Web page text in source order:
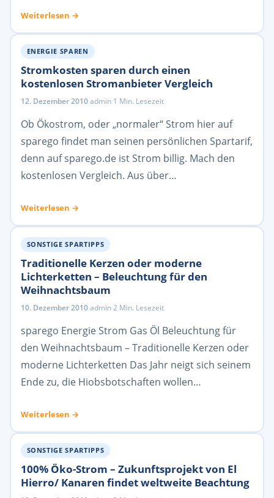
Weiterlesen →
ENERGIE SPAREN
Stromkosten sparen durch einen
kostenlosen Stromanbieter Vergleich
12. Dezember 2010·admin·1 Min. Lesezeit
Ob Ökostrom, oder „normaler“ Strom hier auf
sparego findet man seinen persönlichen Spartarif,
denn auf sparego.de ist Strom billig. Mach den
kostenlosen Vergleich. Aus über…
Weiterlesen →
SONSTIGE SPARTIPPS
Traditionelle Kerzen oder moderne
Lichterketten – Beleuchtung für den
Weihnachtsbaum
10. Dezember 2010·admin·2 Min. Lesezeit
sparego Energie Strom Gas Öl Beleuchtung für
den Weihnachtsbaum – Traditionelle Kerzen oder
moderne Lichterketten Das Jahr neigt sich seinem
Ende zu, die Hiobsbotschaften wollen…
Weiterlesen →
SONSTIGE SPARTIPPS
100% Öko-Strom – Zukunftsprojekt von El
Hierro/ Kanaren findet weltweite Beachtung